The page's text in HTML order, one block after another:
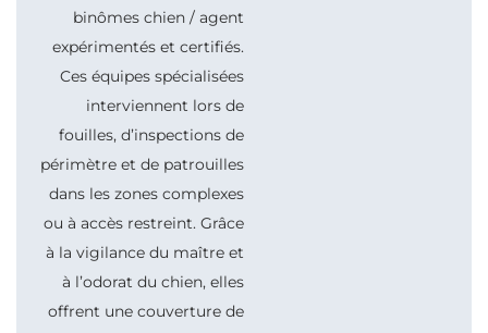
binômes chien / agent
expérimentés et certifiés.
Ces équipes spécialisées
interviennent lors de
fouilles, d’inspections de
périmètre et de patrouilles
dans les zones complexes
ou à accès restreint. Grâce
à la vigilance du maître et
à l’odorat du chien, elles
offrent une couverture de